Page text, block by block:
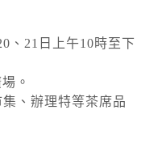
、21日上午10時至下
。
、辦理特等茶席品